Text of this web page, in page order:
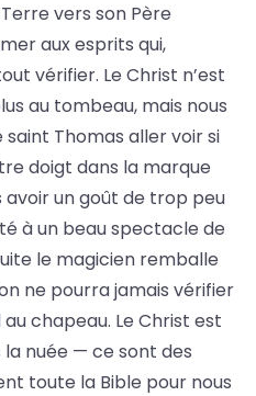
vers son Père
aux esprits qui,
vérifier. Le Christ n’est
au tombeau, mais nous
Thomas aller voir si
doigt dans la marque
avoir un goût de trop peu
à un beau spectacle de
le magicien remballe
ne pourra jamais vérifier
chapeau. Le Christ est
la nuée — ce sont des
toute la Bible pour nous